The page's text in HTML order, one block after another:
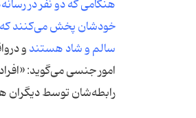
هنگامی که دو نفر در
خودشان پخش می‌کنند که
سالم و شاد هستندو
امور جنسی می‌گوید:
رابطه‌شان توسط دیگران